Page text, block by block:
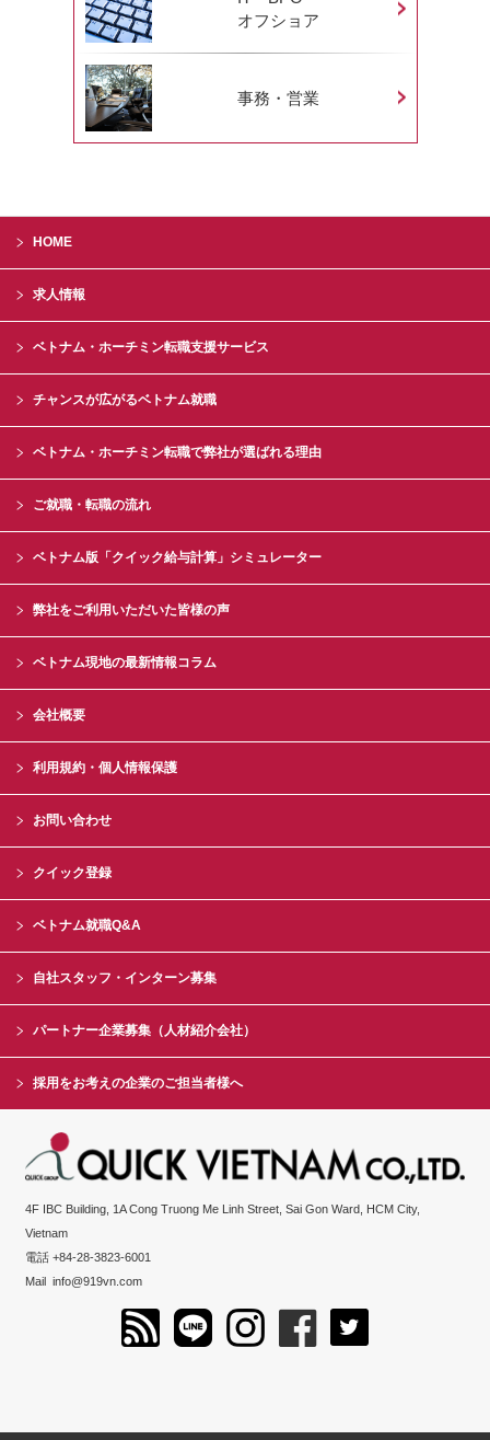
オフショア
事務・営業
HOME
求人情報
ベトナム・ホーチミン転職支援サービス
チャンスが広がるベトナム就職
ベトナム・ホーチミン転職で弊社が選ばれる理由
ご就職・転職の流れ
ベトナム版「クイック給与計算」シミュレーター
弊社をご利用いただいた皆様の声
ベトナム現地の最新情報コラム
会社概要
利用規約・個人情報保護
お問い合わせ
クイック登録
ベトナム就職Q&A
自社スタッフ・インターン募集
パートナー企業募集（人材紹介会社）
採用をお考えの企業のご担当者様へ
4F IBC Building, 1A Cong Truong Me Linh Street, Sai Gon Ward, HCM City,
Vietnam
電話 +84-28-3823-6001
Mailinfo@919vn.com